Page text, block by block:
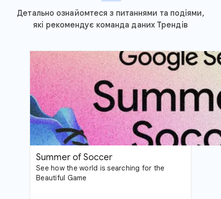
Детально ознайомтеся з питаннями та подіями,
які рекомендує команда даних Трендів
Summer of Soccer
See how the world is searching for the
Beautiful Game